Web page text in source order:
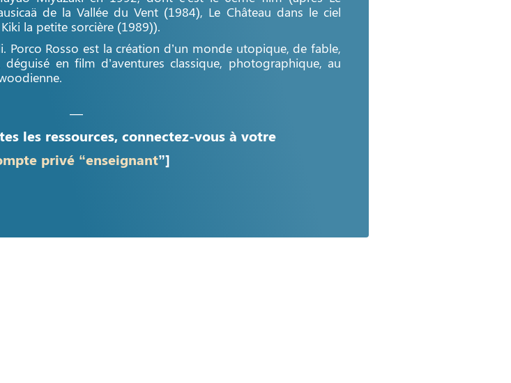
de la Vallée du Vent (1984), Le Château dans le ciel
la petite sorcière (1989)).
Rosso est la création d’un monde utopique, de fable,
en film d’aventures classique, photographique, au
—
les ressources, connectez-vous à votre
privé “enseignant”]